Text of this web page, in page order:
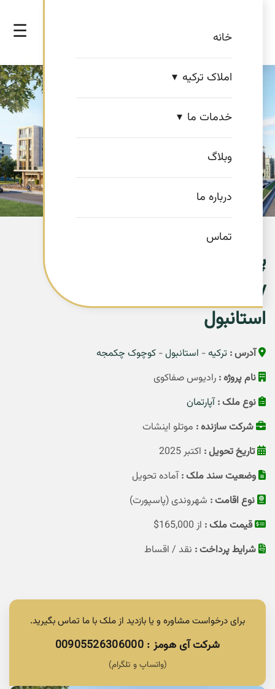
خانه
املاک ترکیه
خدمات ما
وبلاگ
درباره ما
تماس
☰
Sefaköy در کوچوک چکمجه
استانبول
آدرس : ترکیه- استانبول- کوچوک چکمجه
نام پروژه : رادیوس صفاکوی
نوع ملک : آپارتمان
شرکت سازنده : موتلو اینشات
تاریخ تحویل : اکتبر 2025
وضعیت سند ملک :آماده تحویل
نوع اقامت : شهروندی (پاسپورت)
قیمت ملک : از 165,000$
شرایط پرداخت : نقد / اقساط
برای درخواست مشاوره و یا بازدید از ملک با ما تماس بگیرید.
شرکت آی هومز : 00905526306000
(واتساپ و تلگرام)